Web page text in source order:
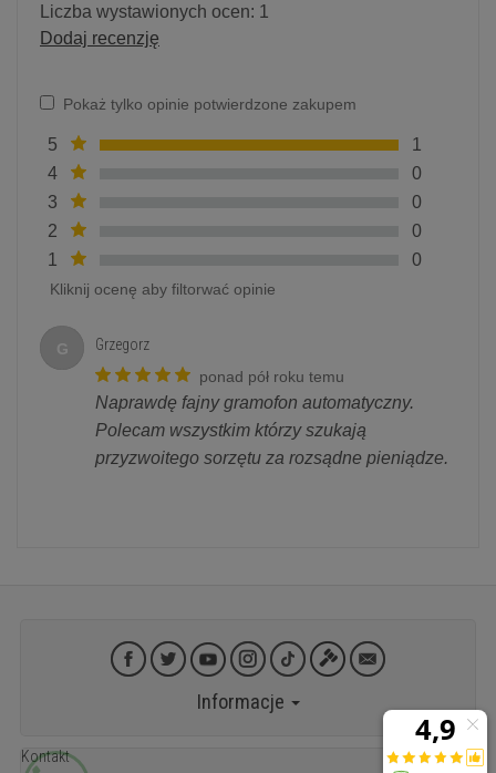
Liczba wystawionych ocen: 1
Dodaj recenzję
Pokaż tylko opinie potwierdzone zakupem
5
1
4
0
3
0
2
0
1
0
Kliknij ocenę aby filtorwać opinie
G Grzegorz
ponad pół roku temu
Naprawdę fajny gramofon automatyczny.
Polecam wszystkim którzy szukają
przyzwoitego sorzętu za rozsądne pieniądze.
Informacje
Kontakt